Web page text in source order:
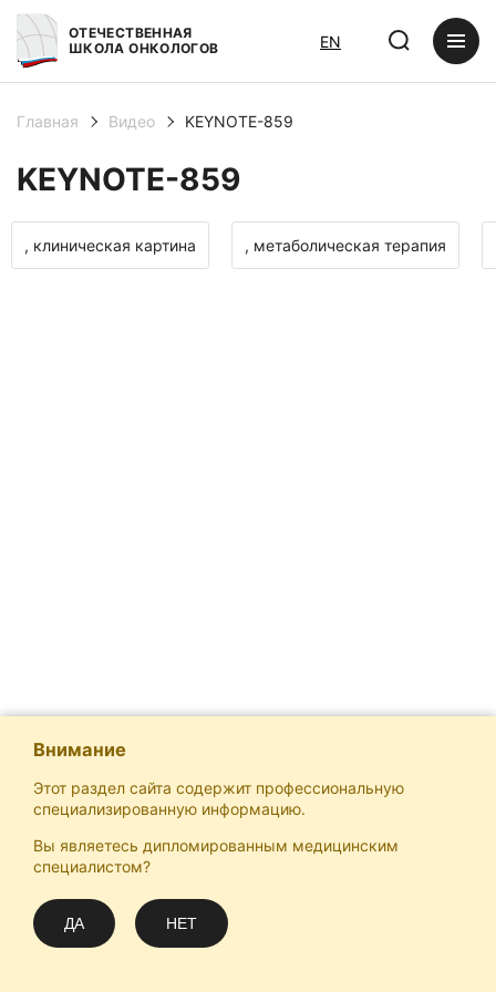
ОТЕЧЕСТВЕННАЯ
ШКОЛА ОНКОЛОГОВ
EN
Главная Видео KEYNOTE-859
KEYNOTE-859
, клиническая картина , метаболическая терапия
Внимание
Этот раздел сайта содержит профессиональную
специализированную информацию.
Вы являетесь дипломированным медицинским
специалистом?
ДА НЕТ
Отечественная Школа Онкологов
Email
info@practical-oncology.ru